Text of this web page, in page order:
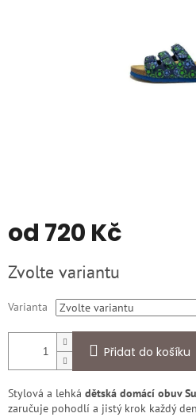
od 720 Kč
cena:
Zvolte variantu
Varianta
Přidat do košíku
Stylová a lehká dětská domácí obuv
zaručuje pohodlí a jistý krok každý